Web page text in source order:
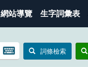
網站導覽 生字詞彙表
開
詞條檢索